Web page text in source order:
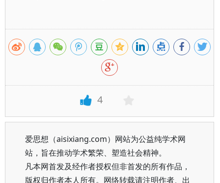
4
爱思想（aisixiang.com）网站为公益纯学术网
站，旨在推动学术繁荣、塑造社会精神。
凡本网首发及经作者授权但非首发的所有作品，
版权归作者本人所有。网络转载请注明作者、出